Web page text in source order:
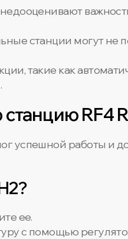
станции могут
такие как
RF4
успешной работы и
ее.
с помощью